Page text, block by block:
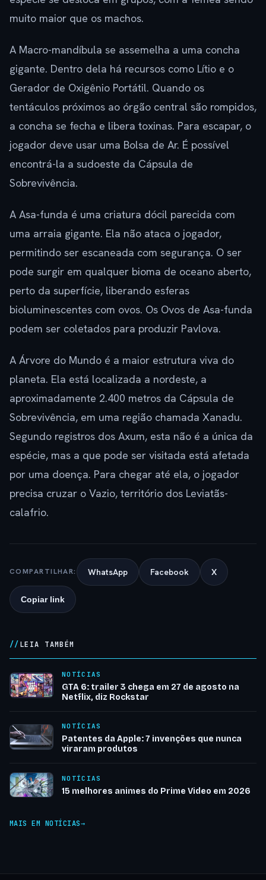
muito maior que os machos.
A Macro-mandíbula se assemelha a uma concha
gigante. Dentro dela há recursos como Lítio e o
Gerador de Oxigênio Portátil. Quando os
tentáculos próximos ao órgão central são rompidos,
a concha se fecha e libera toxinas. Para escapar, o
jogador deve usar uma Bolsa de Ar. É possível
encontrá-la a sudoeste da Cápsula de
Sobrevivência.
A Asa-funda é uma criatura dócil parecida com
uma arraia gigante. Ela não ataca o jogador,
permitindo ser escaneada com segurança. O ser
pode surgir em qualquer bioma de oceano aberto,
perto da superfície, liberando esferas
bioluminescentes com ovos. Os Ovos de Asa-funda
podem ser coletados para produzir Pavlova.
A Árvore do Mundo é a maior estrutura viva do
planeta. Ela está localizada a nordeste, a
aproximadamente 2.400 metros da Cápsula de
Sobrevivência, em uma região chamada Xanadu.
Segundo registros dos Axum, esta não é a única da
espécie, mas a que pode ser visitada está afetada
por uma doença. Para chegar até ela, o jogador
precisa cruzar o Vazio, território dos Leviatãs-
calafrio.
COMPARTILHAR: WhatsApp Facebook X
Copiar link
LEIA TAMBÉM
NOTÍCIAS
GTA 6: trailer 3 chega em 27 de agosto na
Netflix, diz Rockstar
NOTÍCIAS
Patentes da Apple: 7 invenções que nunca
viraram produtos
NOTÍCIAS
15 melhores animes do Prime Video em 2026
MAIS EM NOTÍCIAS